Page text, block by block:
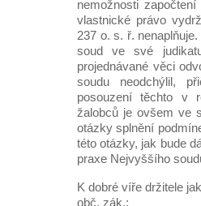
nemožnosti
vlastnické právo
237 o. s. ř.
soud ve své
projednávané věci
soudu neodchýlil,
posouzení těchto v
žalobců je ovšem ve
otázky splnění
této otázky, jak bude
praxe Nejvyššího
K dobré víře držitele
obč. zák.: